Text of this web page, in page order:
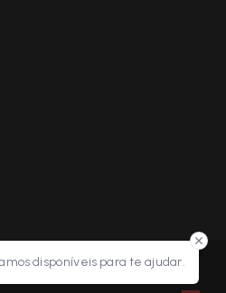
disponíveis para te ajudar.
IMOBILIÁRIOS RP - Todos